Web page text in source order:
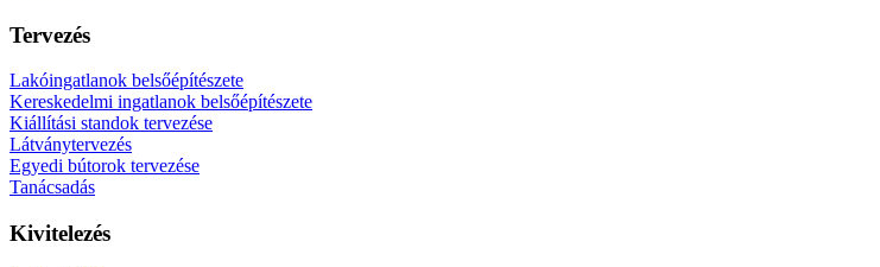
Tervezés
Lakóingatlanok belsőépítészete
Kereskedelmi ingatlanok belsőépítészete
Kiállítási standok tervezése
Látványtervezés
Egyedi bútorok tervezése
Tanácsadás
Kivitelezés